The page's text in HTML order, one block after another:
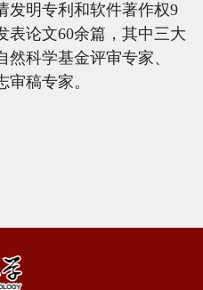
发明专利和软件著作权9
表论文60余篇，其中三大
科学基金评审专家、
审稿专家。